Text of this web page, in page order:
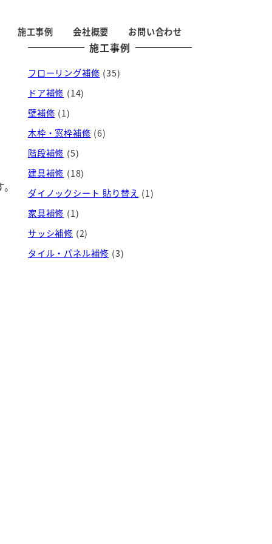
施工事例 会社概要 お問い合わせ
施工事例
フローリング補修 (35)
ドア補修 (14)
壁補修 (1)
木枠・窓枠補修 (6)
階段補修 (5)
建具補修 (18)
ダイノックシート 貼り替え (1)
家具補修 (1)
サッシ補修 (2)
タイル・パネル補修 (3)